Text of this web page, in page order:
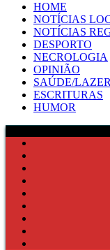
HOME
NOTÍCIAS
NOTÍCIAS
DESPORTO
NECROLOGIA
OPINIÃO
SAÚDE/LAZER
ESCRITURAS
HUMOR